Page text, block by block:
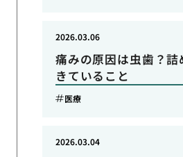
痛みの原因は虫歯？詰
きていること
2026.03.06
医療
2026.03.04